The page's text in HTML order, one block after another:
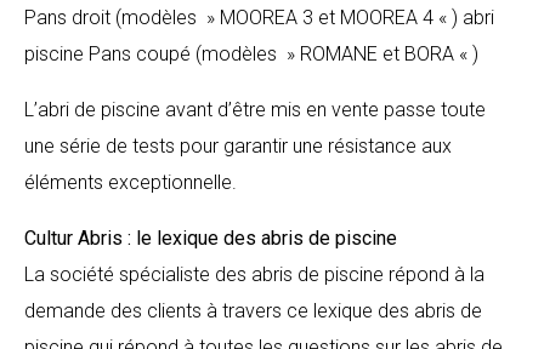
Pans droit (modèles » MOOREA 3 et MOOREA 4 « ) abri
piscine Pans coupé (modèles » ROMANE et BORA « )
L’abri de piscine avant d’être mis en vente passe toute
une série de tests pour garantir une résistance aux
éléments exceptionnelle.
Cultur Abris : le lexique des abris de piscine
La société spécialiste des abris de piscine répond à la
demande des clients à travers ce lexique des abris de